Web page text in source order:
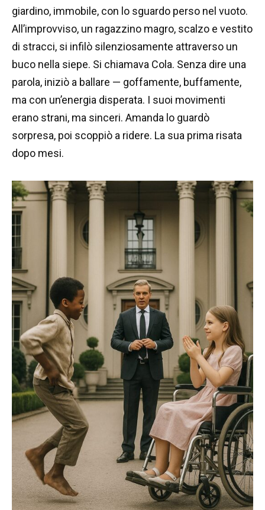
giardino, immobile, con lo sguardo perso nel vuoto.
All’improvviso, un ragazzino magro, scalzo e vestito
di stracci, si infilò silenziosamente attraverso un
buco nella siepe. Si chiamava Cola. Senza dire una
parola, iniziò a ballare — goffamente, buffamente,
ma con un’energia disperata. I suoi movimenti
erano strani, ma sinceri. Amanda lo guardò
sorpresa, poi scoppiò a ridere. La sua prima risata
dopo mesi.